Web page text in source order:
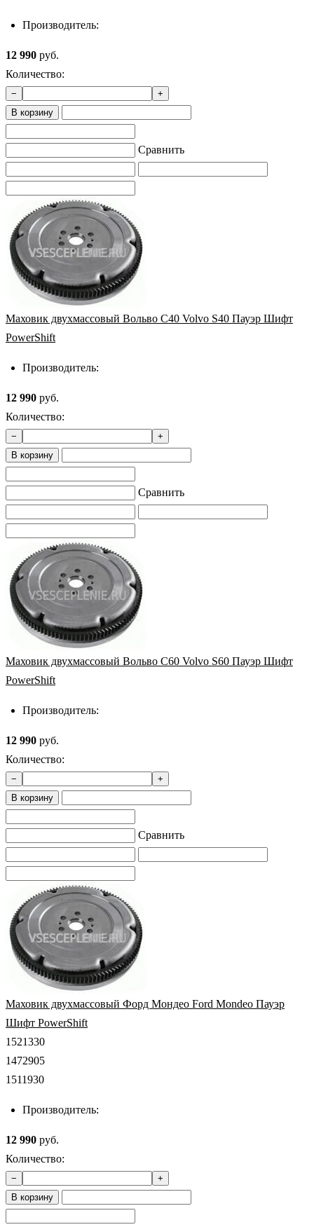
Производитель:
12 990 руб.
Количество:
−
+
В корзину
Сравнить
Маховик двухмассовый Вольво С40 Volvo S40 Пауэр Шифт
PowerShift
Производитель:
12 990 руб.
Количество:
−
+
В корзину
Сравнить
Маховик двухмассовый Вольво С60 Volvo S60 Пауэр Шифт
PowerShift
Производитель:
12 990 руб.
Количество:
−
+
В корзину
Сравнить
Маховик двухмассовый Форд Мондео Ford Mondeo Пауэр
Шифт PowerShift
1521330
1472905
1511930
Производитель:
12 990 руб.
Количество:
−
+
В корзину